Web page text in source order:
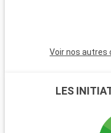
Voir nos autres
LES